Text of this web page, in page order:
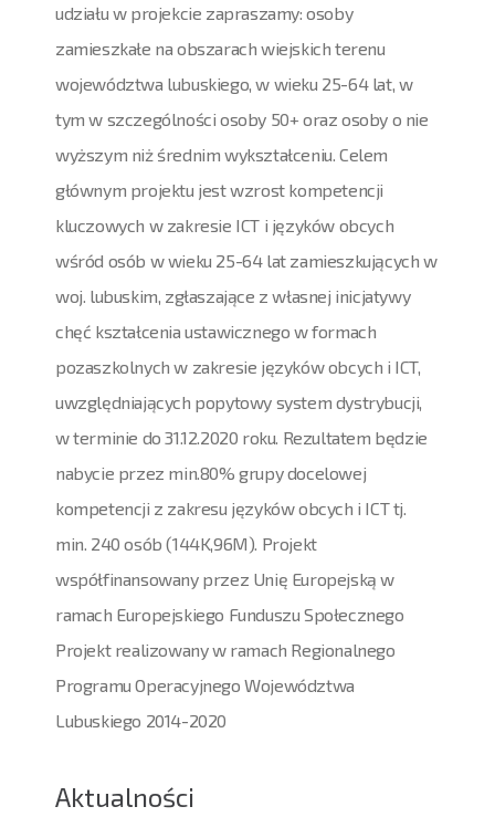
udziału w projekcie zapraszamy: osoby
zamieszkałe na obszarach wiejskich terenu
województwa lubuskiego, w wieku 25-64 lat, w
tym w szczególności osoby 50+ oraz osoby o nie
wyższym niż średnim wykształceniu. Celem
głównym projektu jest wzrost kompetencji
kluczowych w zakresie ICT i języków obcych
wśród osób w wieku 25-64 lat zamieszkujących w
woj. lubuskim, zgłaszające z własnej inicjatywy
chęć kształcenia ustawicznego w formach
pozaszkolnych w zakresie języków obcych i ICT,
uwzględniających popytowy system dystrybucji,
w terminie do 31.12.2020 roku. Rezultatem będzie
nabycie przez min.80% grupy docelowej
kompetencji z zakresu języków obcych i ICT tj.
min. 240 osób (144K,96M). Projekt
współfinansowany przez Unię Europejską w
ramach Europejskiego Funduszu Społecznego
Projekt realizowany w ramach Regionalnego
Programu Operacyjnego Województwa
Lubuskiego 2014-2020
Aktualności